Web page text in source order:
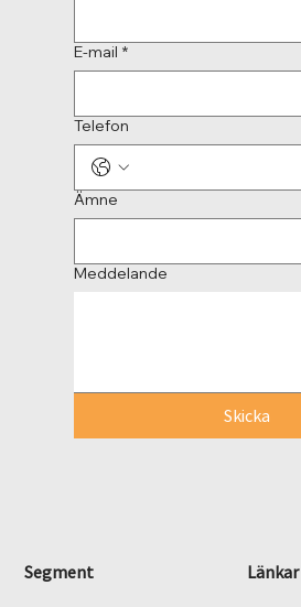
Segment Länkar
E-mail *
Telefon
Ämne
Meddelande
Skicka